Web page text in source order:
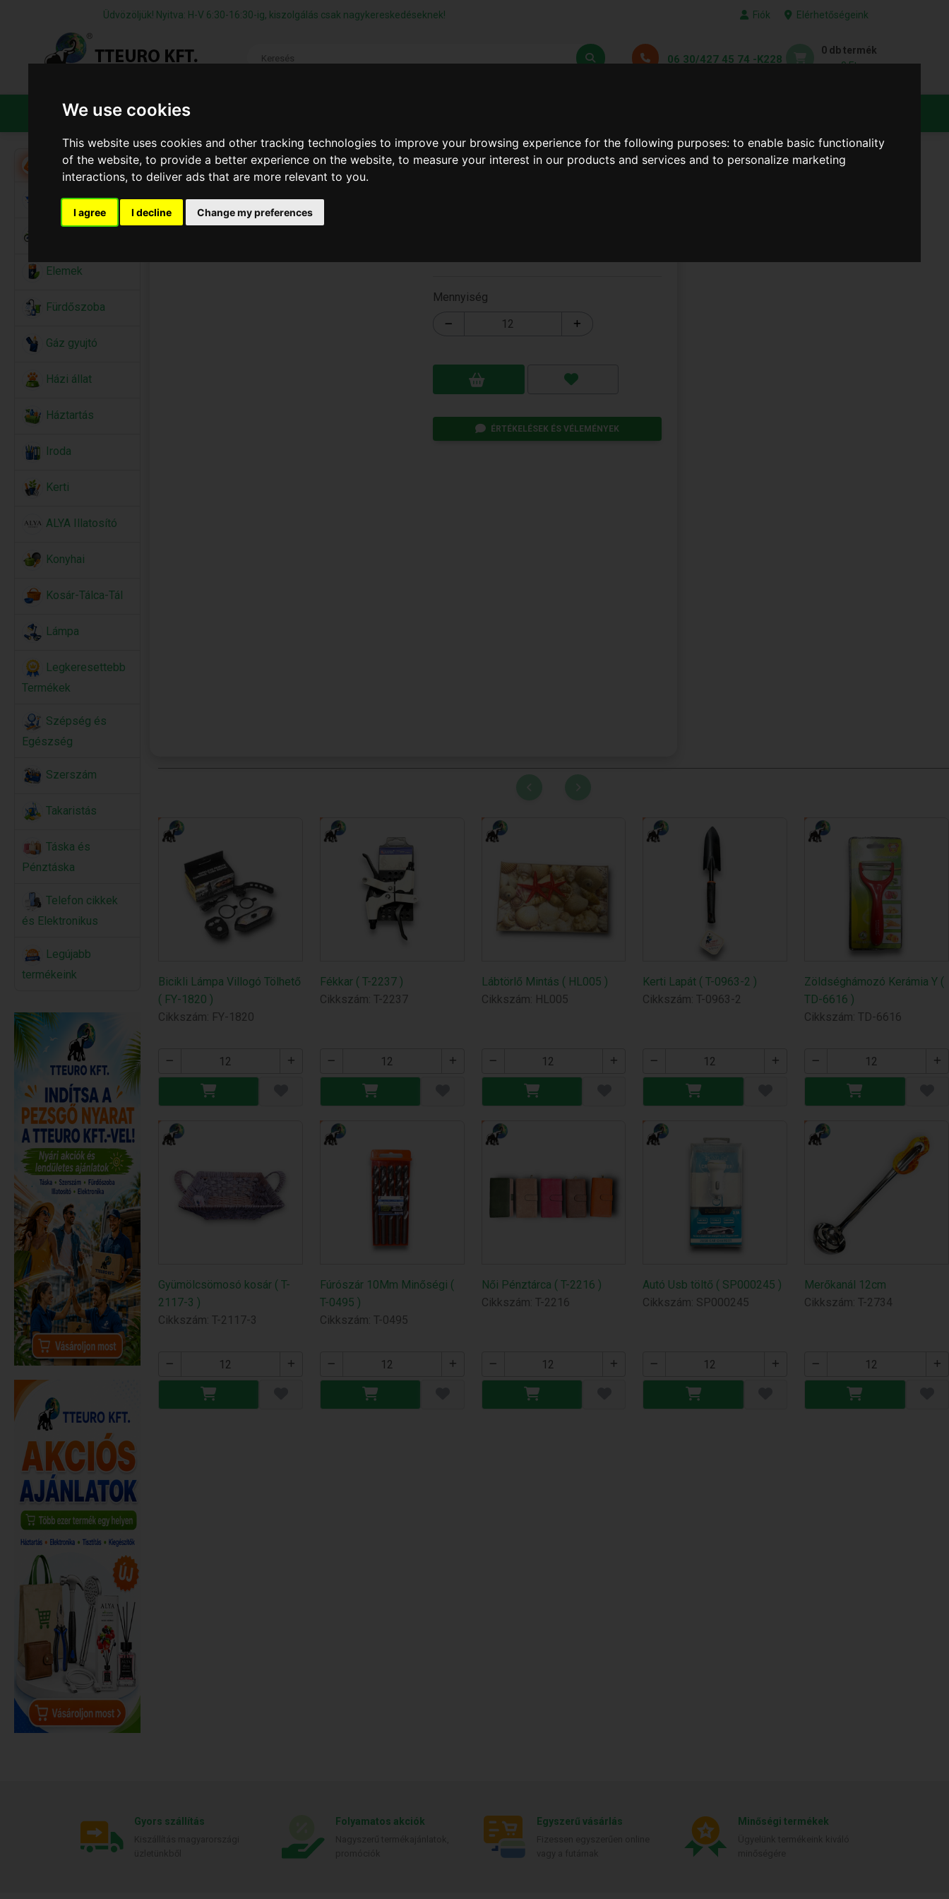
We use cookies
This website uses cookies and other tracking technologies to improve your browsing experience for the following purposes:to enable basic functionality
of the website,to provide a better experience on the website,to measure your interest in our products and services and to personalize marketing
interactions,to deliver ads that are more relevant to you.
I agree I decline Change my preferences
Üdvözöljük! Nyitva: H-V 6:30-16:30-ig, kiszolgálás csak nagykereskedéseknek! Fiók Elérhetőségeink
06 30/427 45 74 -K228
0 db termék
0 Ft
TERMÉKEK
Akció
Alkalmi Kellékek
Elemek
Fürdőszoba
Gáz gyujtó
Házi állat
Háztartás
Iroda
Kerti
ALYA Illatosító
Konyhai
Kosár-Tálca-Tál
Lámpa
Legkeresettebb
Termékek
Szépség és
Egészség
Szerszám
Takaristás
Táska és
Pénztáska
Telefon cikkek
és Elektronikus
Legújabb
termékeink
Mennyiség
ÉRTÉKELÉSEK ÉS VÉLEMÉNYEK
Bicikli Lámpa Villogó Tölhető
( FY-1820 )
Cikkszám: FY-1820
Fékkar ( T-2237 )
Cikkszám: T-2237
Lábtörlő Mintás ( HL005 )
Cikkszám: HL005
Kerti Lapát ( T-0963-2 )
Cikkszám: T-0963-2
Zöldséghámozó Kerámia Y (
TD-6616 )
Cikkszám: TD-6616
Gyümölcsömosó kosár ( T-
2117-3 )
Cikkszám: T-2117-3
Fúrószár 10Mm Minőségi (
T-0495 )
Cikkszám: T-0495
Női Pénztárca ( T-2216 )
Cikkszám: T-2216
Autó Usb töltő ( SP000245 )
Cikkszám: SP000245
Merőkanál 12cm
Cikkszám: T-2734
Gyors szállítás Folyamatos akciók Egyszerű vásárlás Minőségi termékek